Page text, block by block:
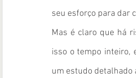
seu esforço para dar
Mas é claro que há
isso o tempo inteiro,
um estudo detalhado